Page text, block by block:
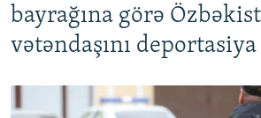
bayrağına görə
vətəndaşını